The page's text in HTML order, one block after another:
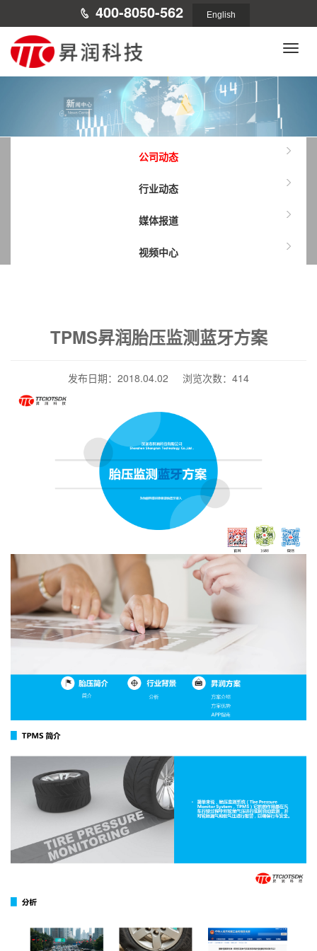
400-8050-562 English
Toggle
公司动态
行业动态
媒体报道
视频中心
TPMS昇润胎压监测蓝牙方案
发布日期：2018.04.02 浏览次数：414